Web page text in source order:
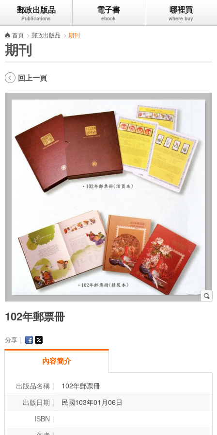
跳到主要內容區塊
郵政出版品 電子書 哪裡買
首頁 > 郵政出版品 > 期刊
期刊
回上一頁
102年郵票冊
分享 |
內容簡介
出版品名稱
102年郵票冊
出版日期
民國103年01月06日
ISBN